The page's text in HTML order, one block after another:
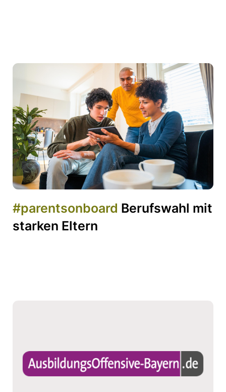
#parentsonboard Berufswahl mit
starken Eltern